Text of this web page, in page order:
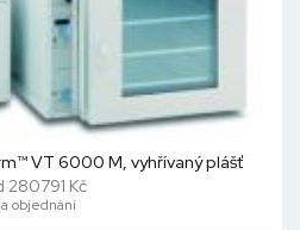
VT 6000 M, vyhřívaný plášť
280791 Kč
objednání